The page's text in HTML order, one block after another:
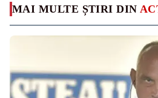
MAI MULTE ȘTIRI DIN